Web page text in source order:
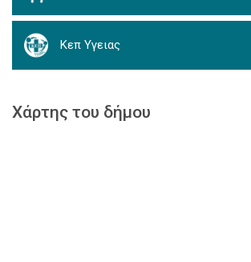
Κεπ Υγειας
Χάρτης του δήμου